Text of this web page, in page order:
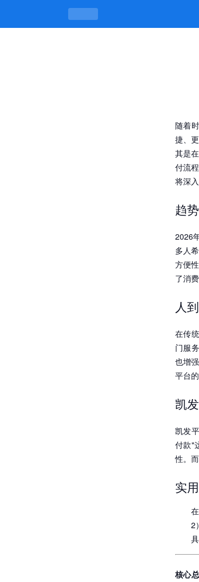
如何优化2026跨年服务：上门
随着
捷、
其是
付流
将深
趋
2026
多人
方便
了消
人
在传
门服
也增
平台
凯
凯发
付款"
性。
实
2
核心